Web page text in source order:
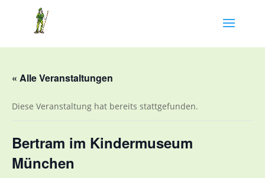
« Alle Veranstaltungen
Diese Veranstaltung hat bereits stattgefunden.
Bertram im Kindermuseum
München